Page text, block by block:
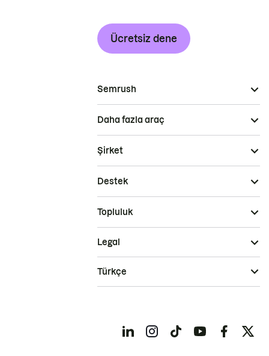
Ücretsiz dene
Semrush
Daha fazla araç
Şirket
Destek
Topluluk
Legal
Türkçe